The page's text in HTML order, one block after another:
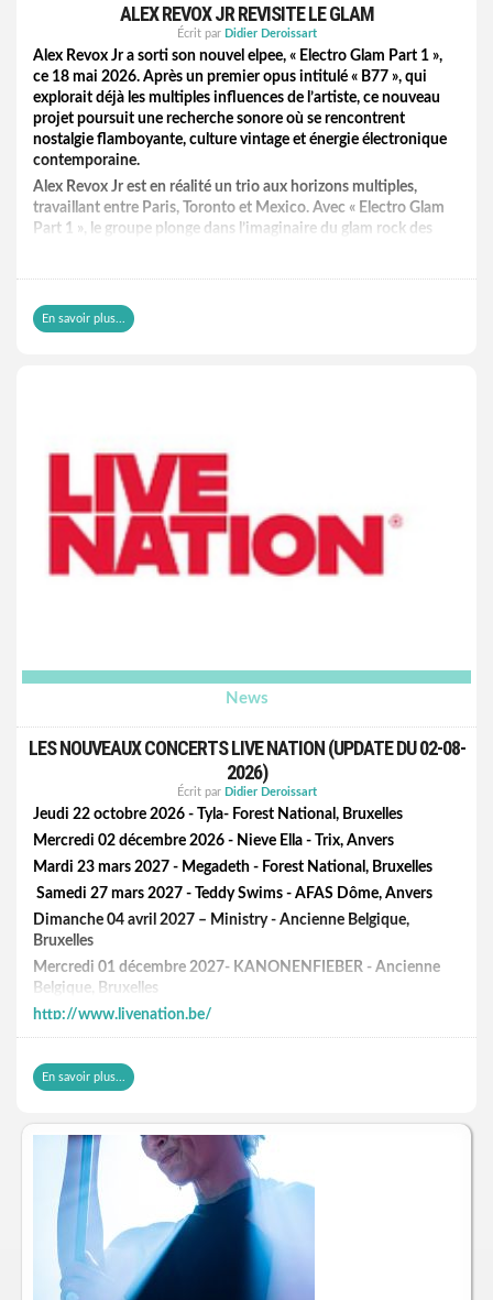
ALEX REVOX JR REVISITE LE GLAM
Écrit par Didier Deroissart
Alex Revox Jr a sorti son nouvel elpee, « Electro Glam Part 1 »,
ce 18 mai 2026. Après un premier opus intitulé « B77 », qui
explorait déjà les multiples influences de l’artiste, ce nouveau
projet poursuit une recherche sonore où se rencontrent
nostalgie flamboyante, culture vintage et énergie électronique
contemporaine.
Alex Revox Jr est en réalité un trio aux horizons multiples,
travaillant entre Paris, Toronto et Mexico. Avec « Electro Glam
Part 1 », le groupe plonge dans l’imaginaire du glam rock des
l’esprit extravagant et libre du glam à travers des synthétiseurs
Parmi les grandes influences revendiquées par le trio figurent
plusieurs figures incontournables de la scène glam et rock :
David Bowie, Iggy Pop, Donovan, MC5 ou encore Gary
Glitter. Ces références dessinent un paysage musical riche,
entre attitude rock, expérimentations sonores et liberté
artistique. Nouvel extrait de l'album « Electro Glam Part 1 »,
Alex Revox Jr reprend « I Wanna Be Your Dog » d'Iggy Pop &
En savoir plus...
News
LES NOUVEAUX CONCERTS LIVE NATION (UPDATE DU 02-08-
2026)
Écrit par Didier Deroissart
Jeudi 22 octobre 2026 - Tyla- Forest National, Bruxelles
Mercredi 02 décembre 2026 - Nieve Ella - Trix, Anvers
Mardi 23 mars 2027 - Megadeth - Forest National, Bruxelles
Samedi 27 mars 2027 - Teddy Swims - AFAS Dôme, Anvers
Dimanche 04 avril 2027 – Ministry - Ancienne Belgique,
Bruxelles
Mercredi 01 décembre 2027- KANONENFIEBER - Ancienne
Belgique, Bruxelles
http://www.livenation.be/
En savoir plus...